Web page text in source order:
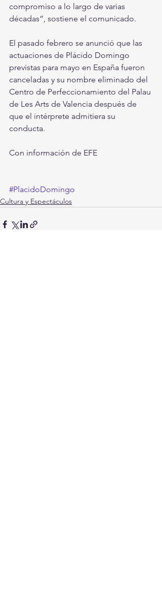
compromiso a lo largo de varias
décadas”, sostiene el comunicado.
El pasado febrero se anunció que las
actuaciones de Plácido Domingo
previstas para mayo en España fueron
canceladas y su nombre eliminado del
Centro de Perfeccionamiento del Palau
de Les Arts de Valencia después de
que el intérprete admitiera su
conducta.
Con información de EFE
#PlacidoDomingo
Cultura y Espectáculos